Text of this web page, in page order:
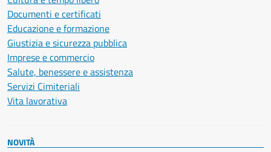
Documenti e certificati
Educazione e formazione
Giustizia e sicurezza pubblica
Imprese e commercio
Salute, benessere e assistenza
Servizi Cimiteriali
Vita lavorativa
NOVITÀ